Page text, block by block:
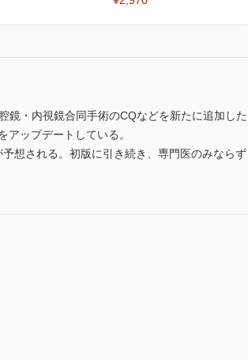
鏡・内視鏡合同手術のCQなどを新たに追加した
ップデートしている。
想される。初版に引き続き、専門医のみならず